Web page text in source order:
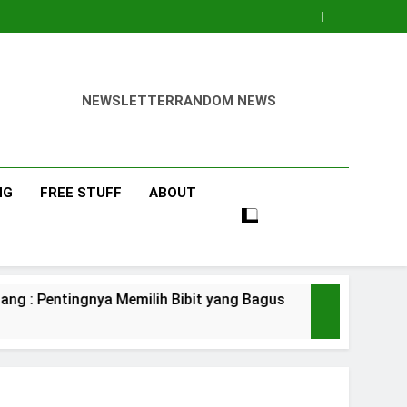
NEWSLETTERRANDOM NEWS
FREE STUFF ABOUT
Memilih Bibit yang Bagus